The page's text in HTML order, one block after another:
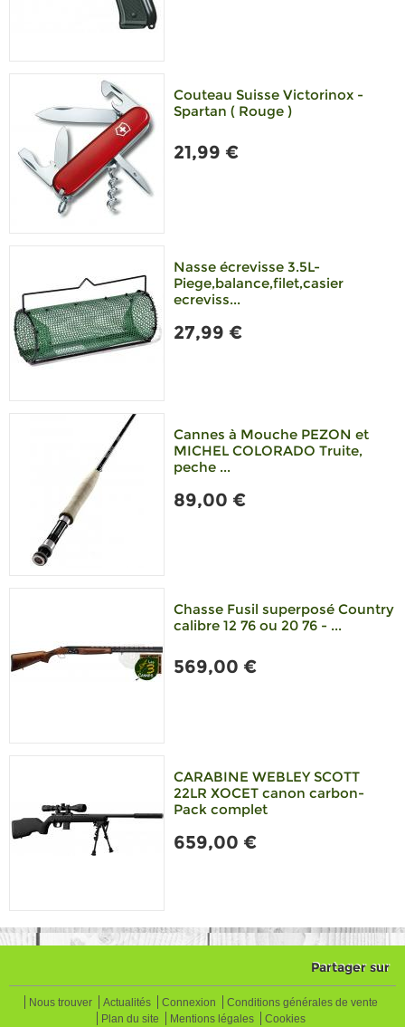
Couteau Suisse Victorinox -
Spartan ( Rouge )
21,99 €
Nasse écrevisse 3.5L-
Piege,balance,filet,casier
ecreviss...
27,99 €
Cannes à Mouche PEZON et
MICHEL COLORADO Truite,
peche ...
89,00 €
Chasse Fusil superposé Country
calibre 12 76 ou 20 76 - ...
569,00 €
CARABINE WEBLEY SCOTT
22LR XOCET canon carbon-
Pack complet
659,00 €
Partager sur
Nous trouver Actualités Connexion
Conditions générales de vente
Plan du site
Mentions légales Cookies